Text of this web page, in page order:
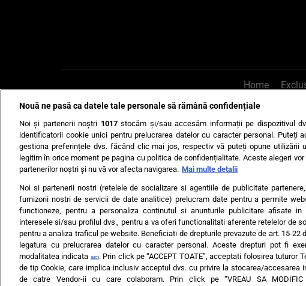
Home
AI UN PONT? Scrie-ne pe
Ultimele stiri
Echipa editorială Termeni si condiții
Nouă ne pasă ca datele tale personale să rămână confidențiale
Noi și partenerii noștri 1017stocăm și/sau accesăm informații pe dispozitivul
identificatorii cookie unici pentru prelucrarea datelor cu caracter personal. Puteți
gestiona preferințele dvs. făcând clic mai jos, respectiv vă puteți opune utilizării
legitim în orice moment pe pagina cu politica de confidențialitate. Aceste alegeri
partenerilor noștri și nu vă vor afecta navigarea. Mai multe detalii
Noi si partenerii nostri (retelele de socializare si agentiile de publicitate
furnizorii nostri de servicii de date analitice) prelucram date pentru a permite
functioneze, pentru a personaliza continutul si anunturile publicitare afisate
interesele si/sau profilul dvs., pentru a va oferi functionalitati aferente retelelor de
pentru a analiza traficul pe website. Beneficiati de drepturile prevazute de art. 15-22
legatura cu prelucrarea datelor cu caracter personal. Aceste drepturi pot fi
modalitatea indicata aici. Prin click pe “ACCEPT TOATE”, acceptati folosirea tuturor
de tip Cookie, care implica inclusiv acceptul dvs. cu privire la stocarea/accesarea
de catre Vendor-ii cu care colaboram. Prin click pe “VREAU SA MODIFIC